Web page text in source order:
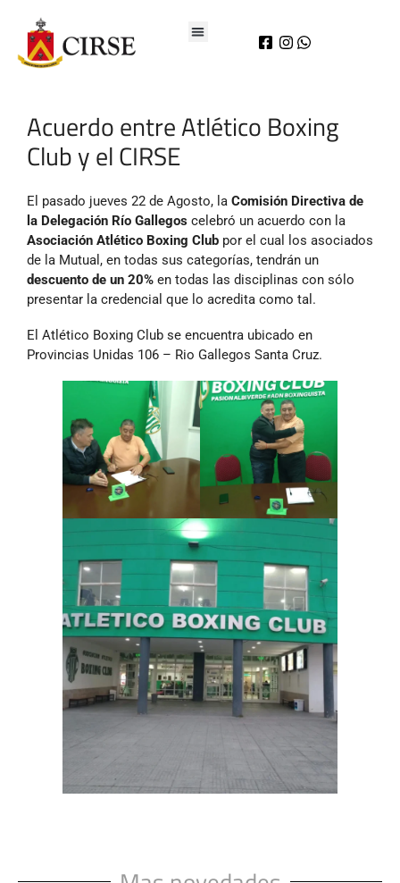
Acuerdo entre Atlético Boxing
Club y el CIRSE
El pasado jueves 22 de Agosto, la Comisión Directiva de
la Delegación Río Gallegos celebró un acuerdo con la
Asociación Atlético Boxing Club por el cual los asociados
de la Mutual, en todas sus categorías, tendrán un
descuento de un 20% en todas las disciplinas con sólo
presentar la credencial que lo acredita como tal.
El Atlético Boxing Club se encuentra ubicado en
Provincias Unidas 106 – Rio Gallegos Santa Cruz.